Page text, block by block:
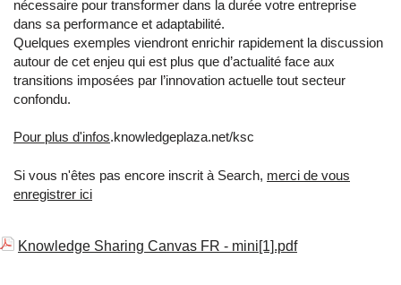
nécessaire pour transformer dans la durée votre entreprise
dans sa performance et adaptabilité.
Quelques exemples viendront enrichir rapidement la discussion
autour de cet enjeu qui est plus que d’actualité face aux
transitions imposées par l’innovation actuelle tout secteur
confondu.
Pour plus d'infos.knowledgeplaza.net/ksc
Si vous n'êtes pas encore inscrit à Search, merci de vous
enregistrer ici
Knowledge Sharing Canvas FR - mini[1].pdf